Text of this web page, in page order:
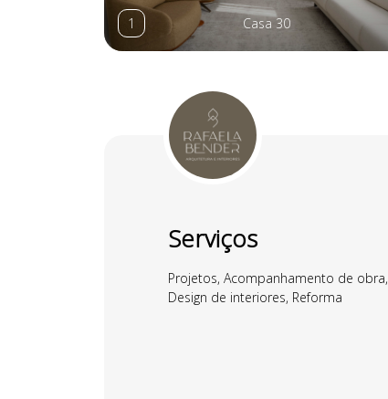
1 Casa 30
Serviços
Projetos, Acompanhamento de obra,
Design de interiores, Reforma